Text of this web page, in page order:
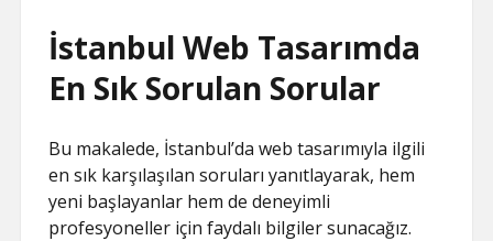
LISTE
TUMBLR TAKIPÇI ARTTIRMA BEDAVA
İstanbul Web Tasarımda
En Sık Sorulan Sorular
Bu makalede, İstanbul’da web tasarımıyla ilgili
en sık karşılaşılan soruları yanıtlayarak, hem
yeni başlayanlar hem de deneyimli
profesyoneller için faydalı bilgiler sunacağız.